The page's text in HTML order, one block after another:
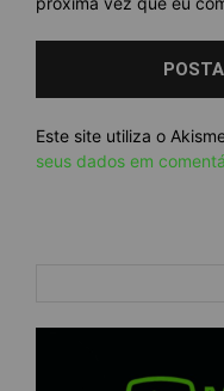
Este site utiliza o
seus dados em